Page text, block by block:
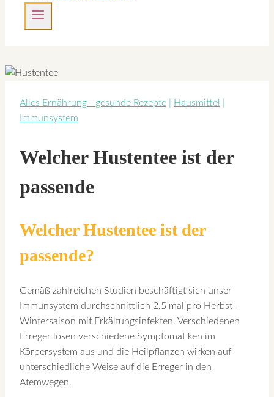
Alles Ernährung - gesunde Rezepte Hausmittel
Immunsystem
Welcher Hustentee ist der
passende
Welcher Hustentee ist der
passende?
Gemäß zahlreichen Studien beschäftigt sich unser
Immunsystem durchschnittlich 2,5 mal pro Herbst-
Wintersaison mit Erkältungsinfekten. Verschiedenen
Erreger lösen verschiedene Symptomatiken im
Körpersystem aus und die Heilpflanzen wirken auf
unterschiedliche Weise auf die Erreger in den
Atemwegen.